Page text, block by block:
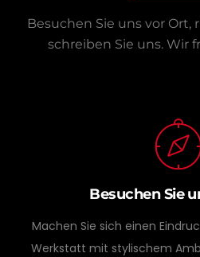
Besuchen Sie uns vor Ort,
schreiben Sie uns. Wir
Besuchen Sie
Machen Sie sich einen
Werkstatt mit stylischem